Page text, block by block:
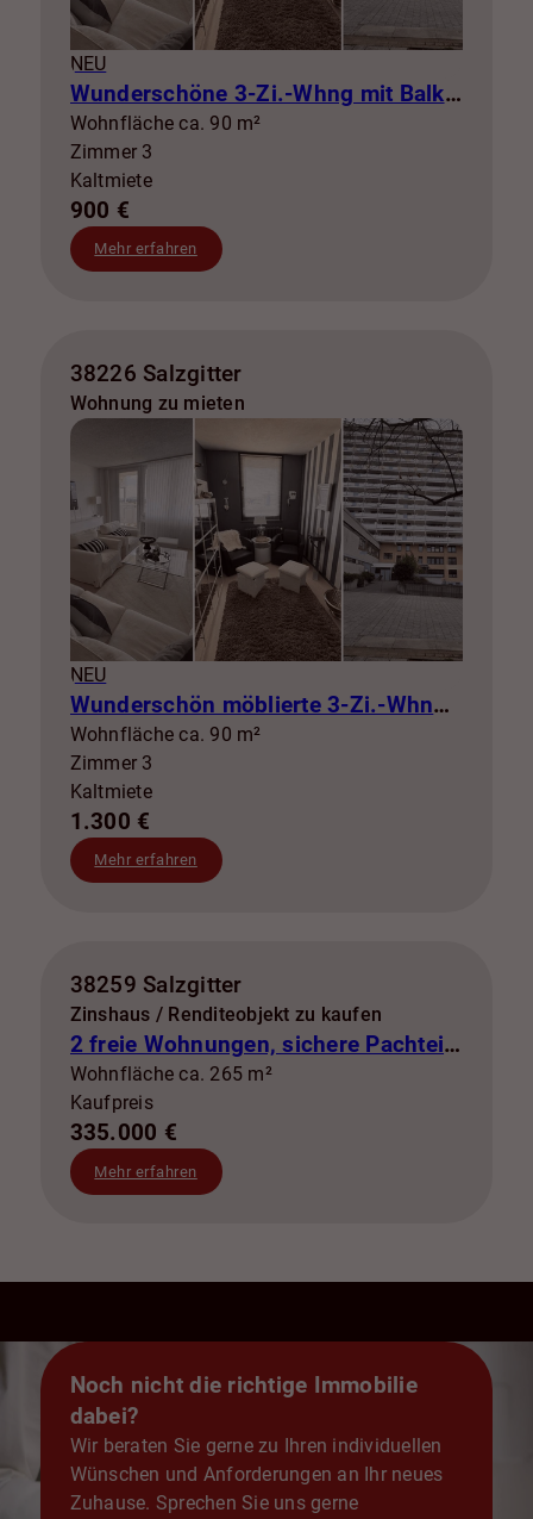
NEU
Wunderschöne 3-Zi.-Whng mit Balkon zur Miete! SZ-Lebenstedt
Wohnfläche ca. 90 m²
Zimmer 3
Kaltmiete
900 €
Mehr erfahren
38226 Salzgitter
Wohnung zu mieten
NEU
Wunderschön möblierte 3-Zi.-Whng mit Balkon zur Miete! SZ-Lebenstedt
Wohnfläche ca. 90 m²
Zimmer 3
Kaltmiete
1.300 €
Mehr erfahren
38259 Salzgitter
Zinshaus / Renditeobjekt zu kaufen
2 freie Wohnungen, sichere Pachteinnahmen & eigene Stromerzeugung
Wohnfläche ca. 265 m²
Kaufpreis
335.000 €
Mehr erfahren
Noch nicht die richtige Immobilie
dabei?
Wir beraten Sie gerne zu Ihren individuellen
Wünschen und Anforderungen an Ihr neues
Zuhause. Sprechen Sie uns gerne